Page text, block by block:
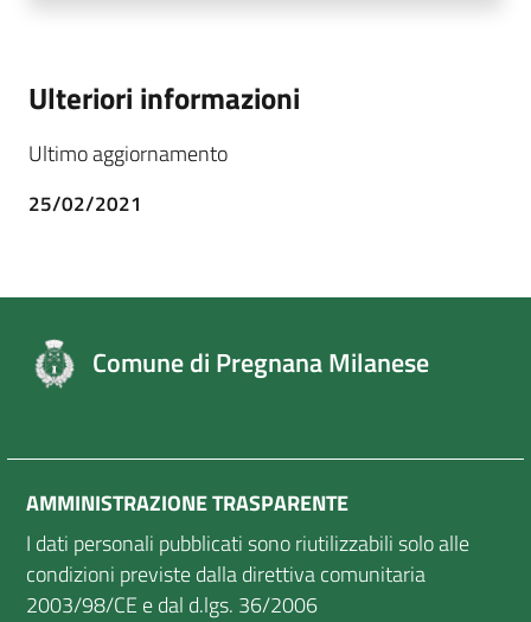
Ulteriori informazioni
Ultimo aggiornamento
25/02/2021
Comune di Pregnana Milanese
AMMINISTRAZIONE TRASPARENTE
I dati personali pubblicati sono riutilizzabili solo alle
condizioni previste dalla direttiva comunitaria
2003/98/CE e dal d.lgs. 36/2006